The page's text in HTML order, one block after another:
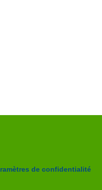
de confidentialité